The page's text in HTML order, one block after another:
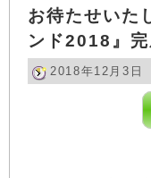
お待たせいた
ンド2018』
2018年12月3日